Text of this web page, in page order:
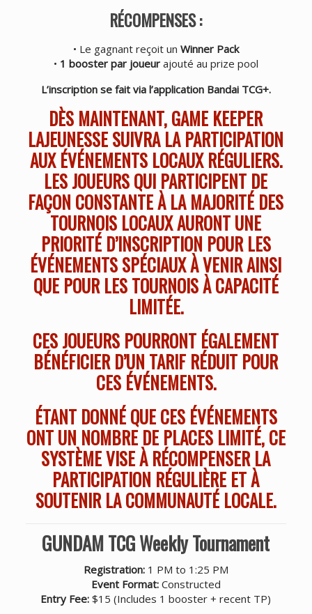
RÉCOMPENSES :
• Le gagnant reçoit un Winner Pack
• 1 booster par joueurajouté au prize pool
L’inscription se fait via l’application Bandai TCG+.
DÈS MAINTENANT, GAME KEEPER
LAJEUNESSE SUIVRA LA PARTICIPATION
AUX ÉVÉNEMENTS LOCAUX RÉGULIERS.
LES JOUEURS QUI PARTICIPENT DE
FAÇON CONSTANTE À LA MAJORITÉ DES
TOURNOIS LOCAUX AURONT UNE
PRIORITÉ D’INSCRIPTION POUR LES
ÉVÉNEMENTS SPÉCIAUX À VENIR AINSI
QUE POUR LES TOURNOIS À CAPACITÉ
LIMITÉE.
CES JOUEURS POURRONT ÉGALEMENT
BÉNÉFICIER D’UN TARIF RÉDUIT POUR
CES ÉVÉNEMENTS.
ÉTANT DONNÉ QUE CES ÉVÉNEMENTS
ONT UN NOMBRE DE PLACES LIMITÉ, CE
SYSTÈME VISE À RÉCOMPENSER LA
PARTICIPATION RÉGULIÈRE ET À
SOUTENIR LA COMMUNAUTÉ LOCALE.
GUNDAM TCG Weekly Tournament
Registration:1 PM to 1:25 PM
Event Format:Constructed
Entry Fee: $15 (Includes 1 booster + recent TP)